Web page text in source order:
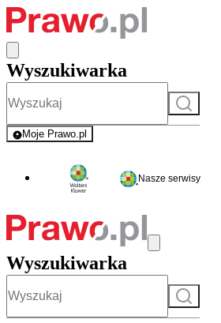
Wyszukiwarka
Szukaj
Moje Prawo.pl
- rejestracja i logowanie do serwisu
Nasze serwisy
Wyszukiwarka
Szukaj